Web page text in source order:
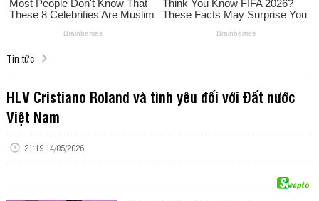
Tin tức
HLV Cristiano Roland và tình yêu đối với Đất nước
Việt Nam
21:19 14/05/2026